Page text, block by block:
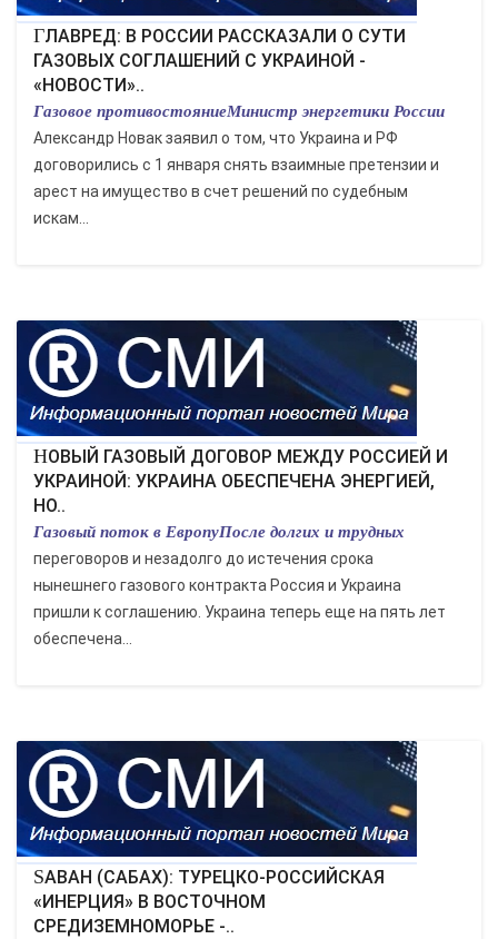
ГЛАВРЕД: В РОССИИ РАССКАЗАЛИ О СУТИ
ГАЗОВЫХ СОГЛАШЕНИЙ С УКРАИНОЙ -
«НОВОСТИ»..
Газовое противостояниеМинистр энергетики России
Александр Новак заявил о том, что Украина и РФ
договорились с 1 января снять взаимные претензии и
арест на имущество в счет решений по судебным
искам...
НОВЫЙ ГАЗОВЫЙ ДОГОВОР МЕЖДУ РОССИЕЙ И
УКРАИНОЙ: УКРАИНА ОБЕСПЕЧЕНА ЭНЕРГИЕЙ,
НО..
Газовый поток в ЕвропуПосле долгих и трудных
переговоров и незадолго до истечения срока
нынешнего газового контракта Россия и Украина
пришли к соглашению. Украина теперь еще на пять лет
обеспечена...
SABAH (САБАХ): ТУРЕЦКО-РОССИЙСКАЯ
«ИНЕРЦИЯ» В ВОСТОЧНОМ
СРЕДИЗЕМНОМОРЬЕ -..